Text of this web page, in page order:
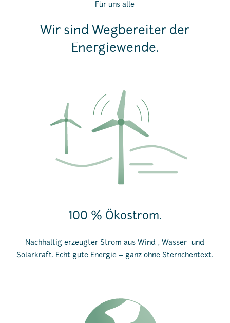
Für uns alle
Wir sind Wegbereiter der
Energiewende.
100 % Ökostrom.
Nachhaltig erzeugter Strom aus Wind-, Wasser- und
Solarkraft. Echt gute Energie – ganz ohne Sternchentext.